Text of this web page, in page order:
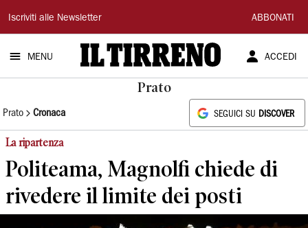
Il
Tirreno
Iscriviti alle Newsletter ABBONATI
MENU ACCEDI
Prato
Prato Cronaca SEGUICI SU DISCOVER
La ripartenza
Politeama, Magnolfi chiede di
rivedere il limite dei posti